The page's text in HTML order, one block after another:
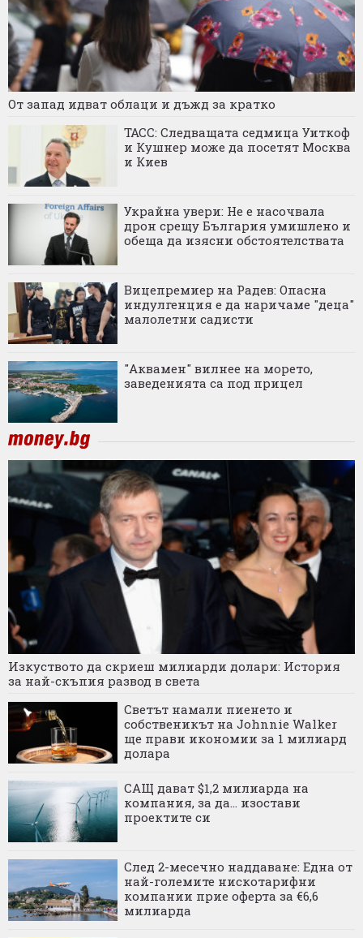
От запад идват облаци и дъжд за кратко
ТАСС: Следващата седмица Уиткоф
и Кушнер може да посетят Москва
и Киев
Украйна увери: Не е насочвала
дрон срещу България умишлено и
обеща да изясни обстоятелствата
Вицепремиер на Радев: Опасна
индулгенция е да наричаме "деца"
малолетни садисти
"Аквамен" вилнее на морето,
заведенията са под прицел
Изкуството да скриеш милиарди долари: История
за най-скъпия развод в света
Светът намали пиенето и
собственикът на Johnnie Walker
ще прави икономии за 1 милиард
долара
САЩ дават $1,2 милиарда на
компания, за да... изостави
проектите си
След 2-месечно наддаване: Една от
най-големите нискотарифни
компании прие оферта за €6,6
милиарда